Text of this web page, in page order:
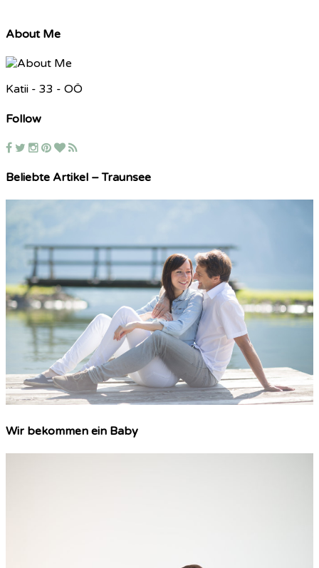
About Me
Katii - 33 - OÖ
Follow
Beliebte Artikel – Traunsee
Wir bekommen ein Baby